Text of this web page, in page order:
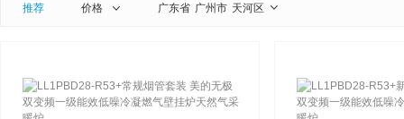
推荐 价格 广东省 广州市 天河区